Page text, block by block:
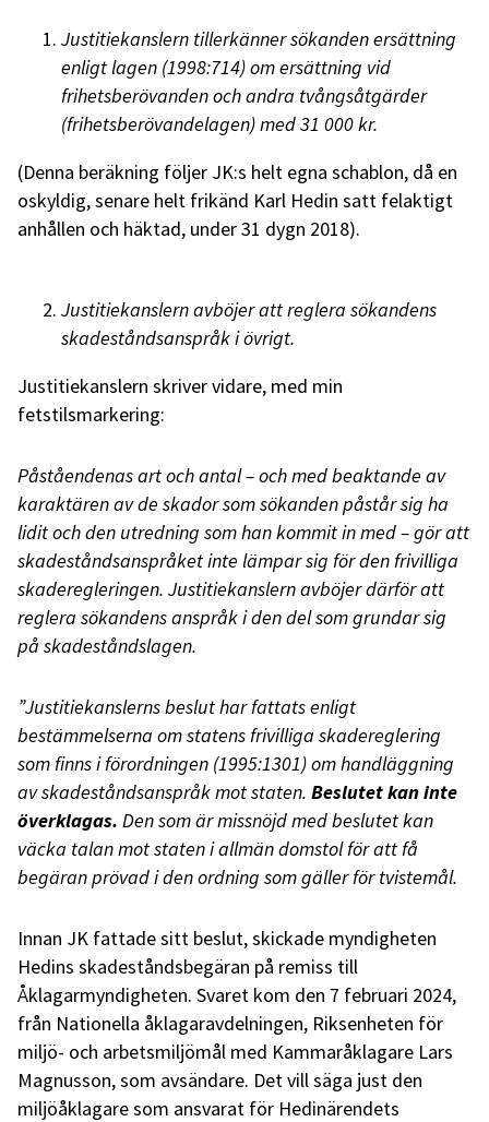
Justitiekanslern tillerkänner sökanden ersättning
enligt lagen (1998:714) om ersättning vid
frihetsberövanden och andra tvångsåtgärder
(frihetsberövandelagen) med 31 000 kr.
(Denna beräkning följer JK:s helt egna schablon, då en
oskyldig, senare helt frikänd Karl Hedin satt felaktigt
anhållen och häktad, under 31 dygn 2018).
Justitiekanslern avböjer att reglera sökandens
skadeståndsanspråk i övrigt.
Justitiekanslern skriver vidare, med min
fetstilsmarkering:
Påståendenas art och antal – och med beaktande av
karaktären av de skador som sökanden påstår sig ha
lidit och den utredning som han kommit in med – gör att
skadeståndsanspråket inte lämpar sig för den frivilliga
skaderegleringen. Justitiekanslern avböjer därför att
reglera sökandens anspråk i den del som grundar sig
på skadeståndslagen.
”Justitiekanslerns beslut har fattats enligt
bestämmelserna om statens frivilliga skadereglering
som finns i förordningen (1995:1301) om handläggning
av skadeståndsanspråk mot staten. Beslutet kan inte
överklagas. Den som är missnöjd med beslutet kan
väcka talan mot staten i allmän domstol för att få
begäran prövad i den ordning som gäller för tvistemål.
Innan JK fattade sitt beslut, skickade myndigheten
Hedins skadeståndsbegäran på remiss till
Åklagarmyndigheten. Svaret kom den 7 februari 2024,
från Nationella åklagaravdelningen, Riksenheten för
miljö- och arbetsmiljömål med Kammaråklagare Lars
Magnusson, som avsändare. Det vill säga just den
miljöåklagare som ansvarat för Hedinärendets